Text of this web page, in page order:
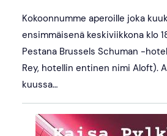
Kokoonnumme aperoille joka
ensimmäisenä keskiviikkona klo
Pestana Brussels Schuman -
Rey, hotellin entinen nimi Aloft).
kuussa…